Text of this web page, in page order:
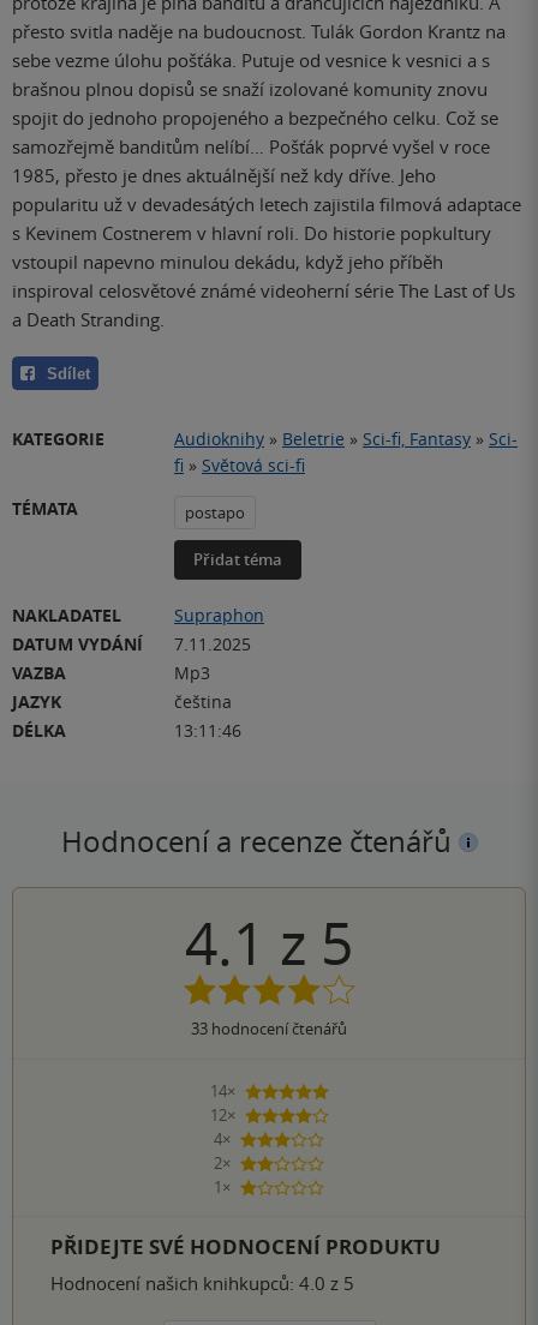
přesto svitla naděje na budoucnost. Tulák Gordon Krantz na
sebe vezme úlohu pošťáka. Putuje od vesnice k vesnici a s
brašnou plnou dopisů se snaží izolované komunity znovu
spojit do jednoho propojeného a bezpečného celku. Což se
samozřejmě banditům nelíbí… Pošťák poprvé vyšel v roce
1985, přesto je dnes aktuálnější než kdy dříve. Jeho
popularitu už v devadesátých letech zajistila filmová adaptace
s Kevinem Costnerem v hlavní roli. Do historie popkultury
vstoupil napevno minulou dekádu, když jeho příběh
inspiroval celosvětové známé videoherní série The Last of Us
a Death Stranding.
Sdílet
KATEGORIE Audioknihy » Beletrie » Sci-fi, Fantasy » Sci-
fi » Světová sci-fi
TÉMATA
postapo
Přidat téma
NAKLADATEL
Supraphon
DATUM VYDÁNÍ
7.11.2025
VAZBA
Mp3
JAZYK
čeština
DÉLKA
13:11:46
Hodnocení a recenze čtenářů
4.1 z 5
33 hodnocení čtenářů
14×
5 hvězdiček
12×
4 hvězdičky
4×
3 hvězdičky
2×
2 hvězdičky
1×
1 hvezdička
PŘIDEJTE SVÉ HODNOCENÍ PRODUKTU
Hodnocení našich knihkupců: 4.0 z 5